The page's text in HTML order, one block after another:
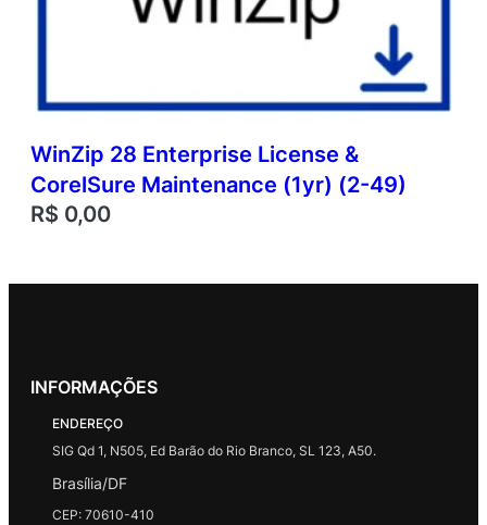
WinZip 28 Enterprise License &
CorelSure Maintenance (1yr) (2-49)
R$ 0,00
INFORMAÇÕES
ENDEREÇO
SIG Qd 1, N505, Ed Barão do Rio Branco, SL 123, A50.
Brasília/DF
CEP: 70610-410